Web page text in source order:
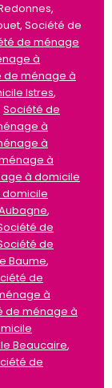
Société de
de ménage
à
de ménage à
Istres,
Société de
à
à
à
à domicile
,
de
de
Baume,
de
à
de ménage à
Beaucaire,
de